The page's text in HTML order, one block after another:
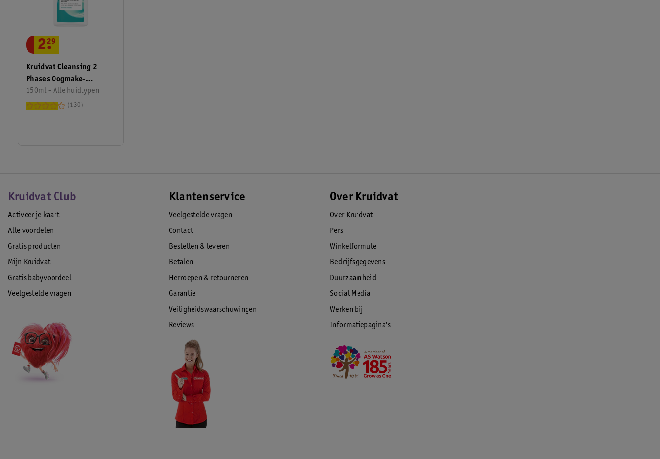
Kruidvat Cleansing 2
Phases Oogmake-
Upremover
150ml - Alle huidtypen
2.
29
130
Kruidvat Club
Activeer je kaart
Alle voordelen
Gratis producten
Mijn Kruidvat
Gratis babyvoordeel
Veelgestelde vragen
Klantenservice
Veelgestelde vragen
Contact
Bestellen & leveren
Betalen
Herroepen & retourneren
Garantie
Veiligheidswaarschuwingen
Reviews
Over Kruidvat
Over Kruidvat
Pers
Winkelformule
Bedrijfsgegevens
Duurzaamheid
Social Media
Werken bij
Informatiepagina's